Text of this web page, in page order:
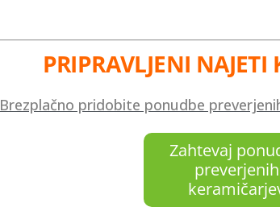
PRIPRAVLJENI NAJETI
Brezplačno pridobite ponudbe
Zahtevaj
preverjenih